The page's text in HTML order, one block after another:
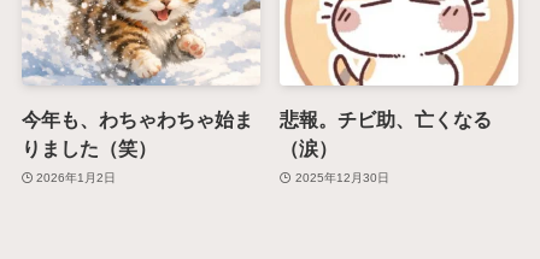
今年も、わちゃわちゃ始ま
りました（笑）
2026年1月2日
悲報。チビ助、亡くなる
（涙）
2025年12月30日